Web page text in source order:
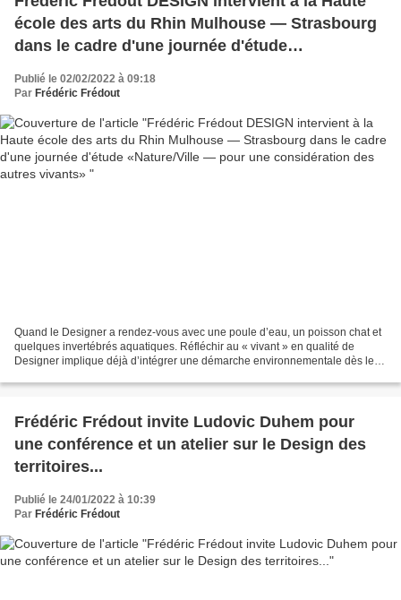
école des arts du Rhin Mulhouse — Strasbourg
dans le cadre d'une journée d'étude
autres vivants»
Publié le 02/02/2022 à 09:18
Par Frédéric Frédout
Quand le Designer a rendez-vous avec une poule d’eau, un poisson chat et
quelques invertébrés aquatiques. Réfléchir au « vivant » en qualité de
Designer implique déjà d’intégrer une démarche environnementale dès le
Frédéric Frédout invite Ludovic Duhem pour
une conférence et un atelier sur le Design des
territoires...
Publié le 24/01/2022 à 10:39
Par Frédéric Frédout